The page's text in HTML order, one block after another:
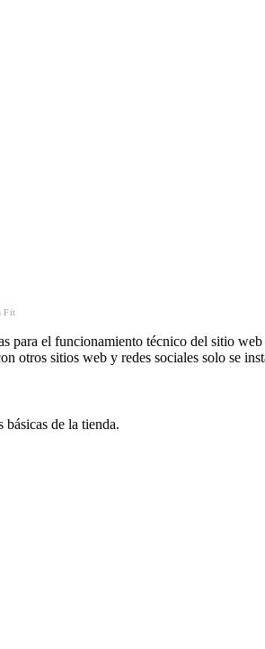
Fit
para el funcionamiento técnico del sitio
otros sitios web y redes sociales solo se
básicas de la tienda.